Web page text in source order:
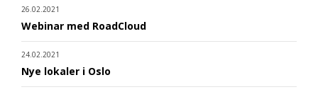
26.02.2021
Webinar med RoadCloud
24.02.2021
Nye lokaler i Oslo